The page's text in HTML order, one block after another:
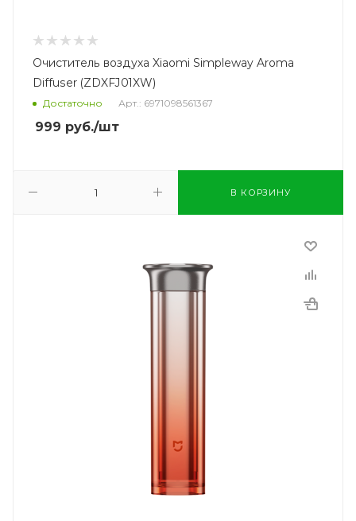
Очиститель воздуха Xiaomi Simpleway Aroma
Diffuser (ZDXFJ01XW)
Достаточно Арт.: 6971098561367
999 руб./шт
В КОРЗИНУ